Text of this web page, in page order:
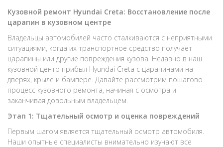
Кузовной ремонт Hyundai Creta: Восстановление после
царапин в кузовном центре
Владельцы автомобилей часто сталкиваются с неприятными
ситуациями, когда их транспортное средство получает
царапины или другие повреждения кузова. Недавно в наш
кузовной центр прибыл Hyundai Creta с царапинами на
дверях, крыле и бампере. Давайте рассмотрим пошагово
процесс кузовного ремонта, начиная с осмотра и
заканчивая довольным владельцем.
Этап 1: Тщательный осмотр и оценка повреждений
Первым шагом является тщательный осмотр автомобиля.
Наши опытные специалисты внимательно изучают все